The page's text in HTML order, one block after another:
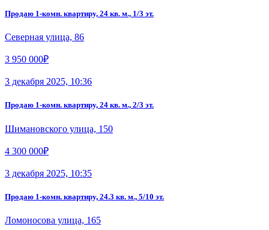
Продаю 1-комн. квартиру, 24 кв. м., 1/3 эт.
Северная улица, 86
3 950 000₽
3 декабря 2025, 10:36
Продаю 1-комн. квартиру, 24 кв. м., 2/3 эт.
Шимановского улица, 150
4 300 000₽
3 декабря 2025, 10:35
Продаю 1-комн. квартиру, 24.3 кв. м., 5/10 эт.
Ломоносова улица, 165